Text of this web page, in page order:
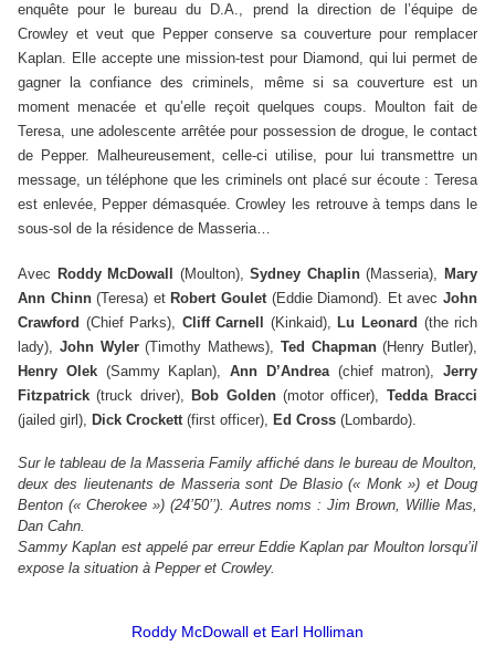
enquête pour le bureau du D.A., prend la direction de l’équipe de
Crowley et veut que Pepper conserve sa couverture pour remplacer
Kaplan. Elle accepte une mission-test pour Diamond, qui lui permet de
gagner la confiance des criminels, même si sa couverture est un
moment menacée et qu’elle reçoit quelques coups. Moulton fait de
Teresa, une adolescente arrêtée pour possession de drogue, le contact
de Pepper. Malheureusement, celle-ci utilise, pour lui transmettre un
message, un téléphone que les criminels ont placé sur écoute : Teresa
est enlevée, Pepper démasquée. Crowley les retrouve à temps dans le
sous-sol de la résidence de Masseria…
Avec Roddy McDowall (Moulton),Sydney Chaplin(Masseria), Mary
Ann Chinn(Teresa) et Robert Goulet (Eddie Diamond). Et avecJohn
Crawford (Chief Parks), Cliff Carnell (Kinkaid), Lu Leonard (the rich
lady), John Wyler(Timothy Mathews), Ted Chapman(Henry Butler),
Henry Olek (Sammy Kaplan), Ann D’Andrea (chief matron), Jerry
Fitzpatrick(truck driver), Bob Golden (motor officer), Tedda Bracci
(jailed girl), Dick Crockett (first officer), Ed Cross (Lombardo).
Sur le tableau de la Masseria Family affiché dans le bureau de Moulton,
deux des lieutenants de Masseria sont De Blasio (« Monk ») et Doug
Benton (« Cherokee ») (24’50’’). Autres noms : Jim Brown, Willie Mas,
Dan Cahn.
Sammy Kaplan est appelé par erreur Eddie Kaplan par Moulton lorsqu’il
expose la situation à Pepper et Crowley.
Roddy McDowall et Earl Holliman